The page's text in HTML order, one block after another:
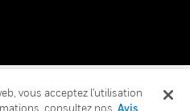
vous acceptez l'utilisation
consultez nos Avis